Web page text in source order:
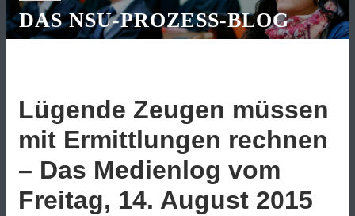
DAS NSU-PROZESS-BLOG
Lügende Zeugen müssen
mit Ermittlungen rechnen
– Das Medienlog vom
Freitag, 14. August 2015